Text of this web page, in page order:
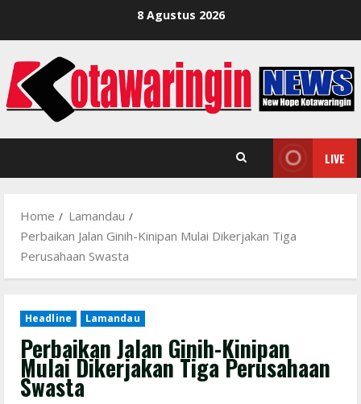
8 Agustus 2026
LIVE
Home
Lamandau
Perbaikan Jalan Ginih-Kinipan Mulai Dikerjakan Tiga
Perusahaan Swasta
Headline Lamandau
Perbaikan Jalan Ginih-Kinipan
Mulai Dikerjakan Tiga Perusahaan
Swasta